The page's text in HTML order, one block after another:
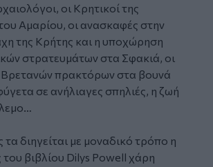
οι Κρητικοί της
Αμαρίου, οι ανασκαφές στην
της Κρήτης και η υποχώρηση
στρατευμάτων στα Σφακιά, οι
Βρετανών πρακτόρων στα βουνά
σε ανήλιαγες σπηλιές, η ζωή
διηγείται με μοναδικό τρόπο η
βιβλίου Dilys Powell χάρη